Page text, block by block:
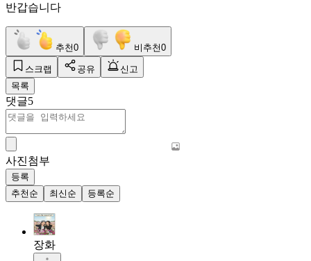
반갑습니다
추천0 비추천0
스크랩 공유
신고
목록
댓글5
사진첨부
등록
추천순
최신순 등록순
장화